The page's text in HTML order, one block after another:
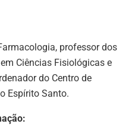
professor dos
Ciências Fisiológicas e
do Centro de
Espírito Santo.